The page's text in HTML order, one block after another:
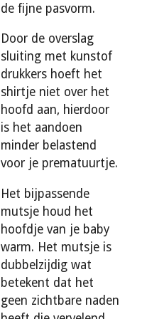
de fijne pasvorm.
Door de overslag
sluiting met kunstof
drukkers hoeft het
shirtje niet over het
hoofd aan, hierdoor
is het aandoen
minder belastend
voor je prematuurtje.
Het bijpassende
mutsje houd het
hoofdje van je baby
warm. Het mutsje is
dubbelzijdig wat
betekent dat het
geen zichtbare naden